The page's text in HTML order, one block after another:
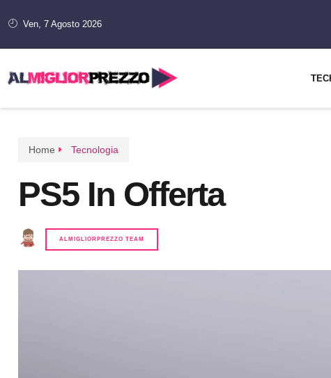
Ven, 7 Agosto 2026
Home Tecnologia
PS5 In Offerta
ALMIGLIORPREZZO TEAM